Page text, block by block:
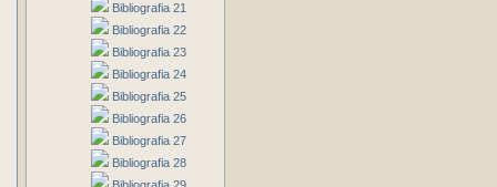
Bibliografia 21
Bibliografia 22
Bibliografia 23
Bibliografia 24
Bibliografia 25
Bibliografia 26
Bibliografia 27
Bibliografia 28